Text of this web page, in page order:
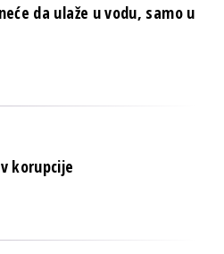
da ulaže u vodu, samo u
korupcije